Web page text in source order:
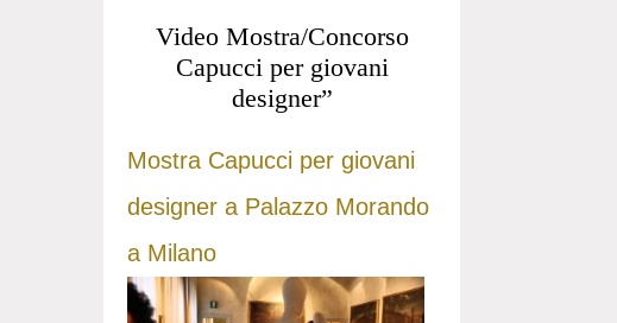
Video Mostra/Concorso
Capucci per giovani
designer”
Mostra Capucci per giovani
designer a Palazzo Morando
a Milano